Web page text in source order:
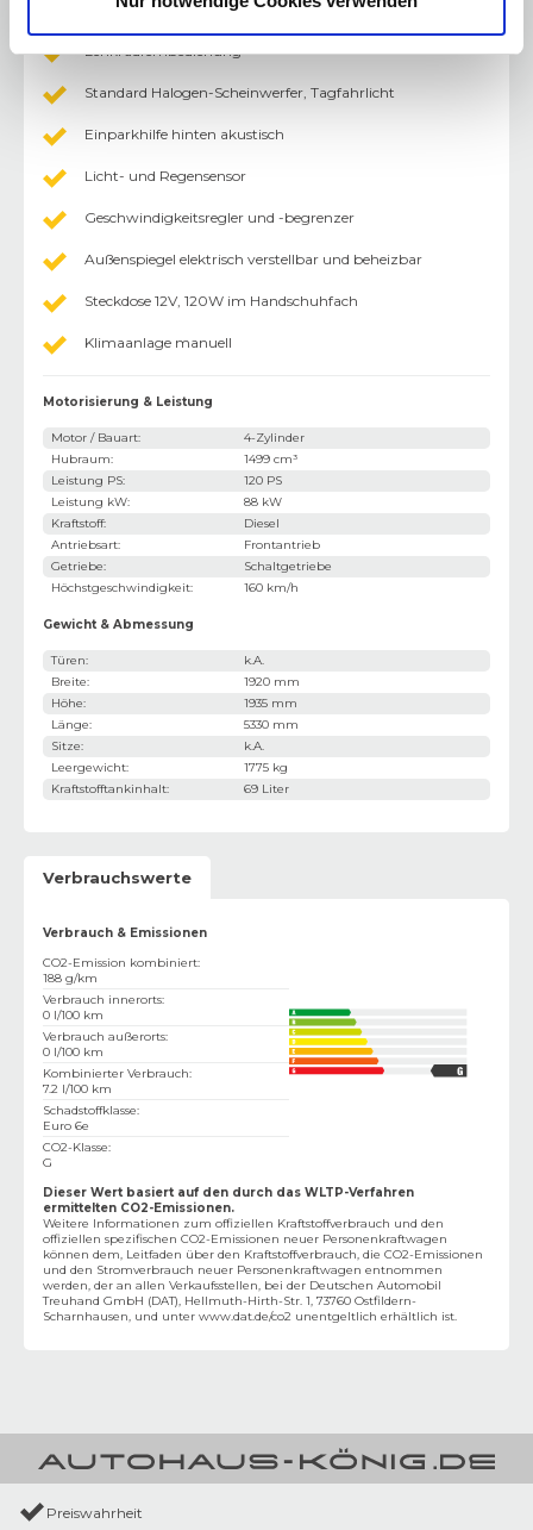
Fahrzeugen inkl. Möglichkeit zur Vorkonditionierung
Lenkradfernbedienung
Standard Halogen-Scheinwerfer, Tagfahrlicht
Einparkhilfe hinten akustisch
Licht- und Regensensor
Geschwindigkeitsregler und -begrenzer
Außenspiegel elektrisch verstellbar und beheizbar
Steckdose 12V, 120W im Handschuhfach
Klimaanlage manuell
Motorisierung & Leistung
Motor / Bauart:
4-Zylinder
Hubraum:
1499 cm³
Leistung PS:
120 PS
Leistung kW:
88 kW
Kraftstoff:
Diesel
Antriebsart:
Frontantrieb
Getriebe:
Schaltgetriebe
Höchstgeschwindigkeit: 160 km/h
Gewicht & Abmessung
Türen:
k.A.
Breite:
1920 mm
Höhe:
1935 mm
Länge:
5330 mm
Sitze:
k.A.
Leergewicht:
1775 kg
Kraftstofftankinhalt: 69 Liter
Verbrauchswerte
Verbrauch & Emissionen
CO2-Emission kombiniert:
188 g/km
Verbrauch innerorts:
0 l/100 km
Verbrauch außerorts:
0 l/100 km
Kombinierter Verbrauch:
7.2 l/100 km
Schadstoffklasse:
Euro 6e
CO2-Klasse:
G
Dieser Wert basiert auf den durch das WLTP-Verfahren
ermittelten CO2-Emissionen.
Weitere Informationen zum offiziellen Kraftstoffverbrauch und den
offiziellen spezifischen CO2-Emissionen neuer Personenkraftwagen
können dem‚ Leitfaden über den Kraftstoffverbrauch, die CO2-Emissionen
und den Stromverbrauch neuer Personenkraftwagen entnommen
werden, der an allen Verkaufsstellen, bei der Deutschen Automobil
Treuhand GmbH (DAT), Hellmuth-Hirth-Str. 1, 73760 Ostfildern-
Scharnhausen, und unter www.dat.de/co2 unentgeltlich erhältlich ist.
Preiswahrheit